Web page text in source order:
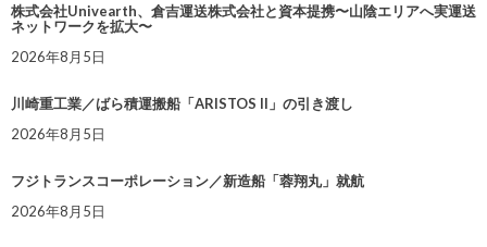
株式会社Univearth、倉吉運送株式会社と資本提携〜山陰エリアへ実運送
ネットワークを拡大〜
2026年8月5日
川崎重工業／ばら積運搬船「ARISTOS II」の引き渡し
2026年8月5日
フジトランスコーポレーション／新造船「蓉翔丸」就航
2026年8月5日